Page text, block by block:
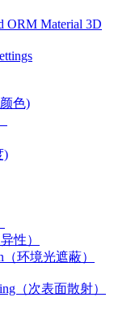
ORM Material 3D
色)
)
性）
（环境光遮蔽）
（次表面散射）